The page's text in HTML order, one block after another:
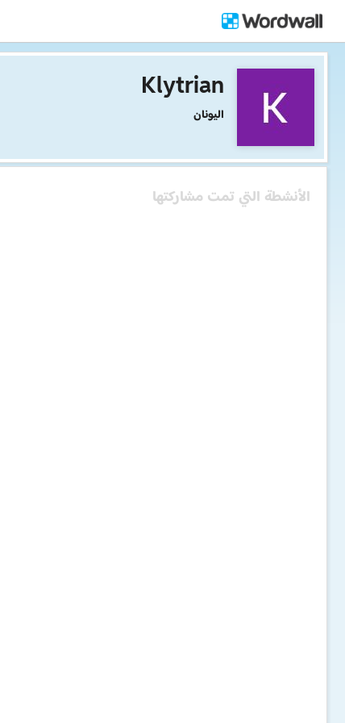
Klytrian
اليونان
الأنشطة التي تمت مشاركتها